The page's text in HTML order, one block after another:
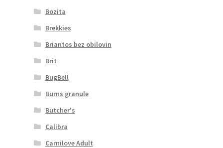
Bozita
Brekkies
Briantos bez obilovin
Brit
BugBell
Burns granule
Butcher's
Calibra
Carnilove Adult